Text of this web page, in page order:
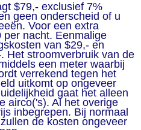
$79,- exclusief 7%
geen onderscheid of u
Voor een extra
per nacht. Eenmalige
van $29,- en
Het stroomverbruik van de
een meter waarbij
verrekend tegen het
uitkomt op ongeveer
gaat het alleen
airco('s). Al het overige
inbegrepen. Bij normaal
de kosten ongeveer